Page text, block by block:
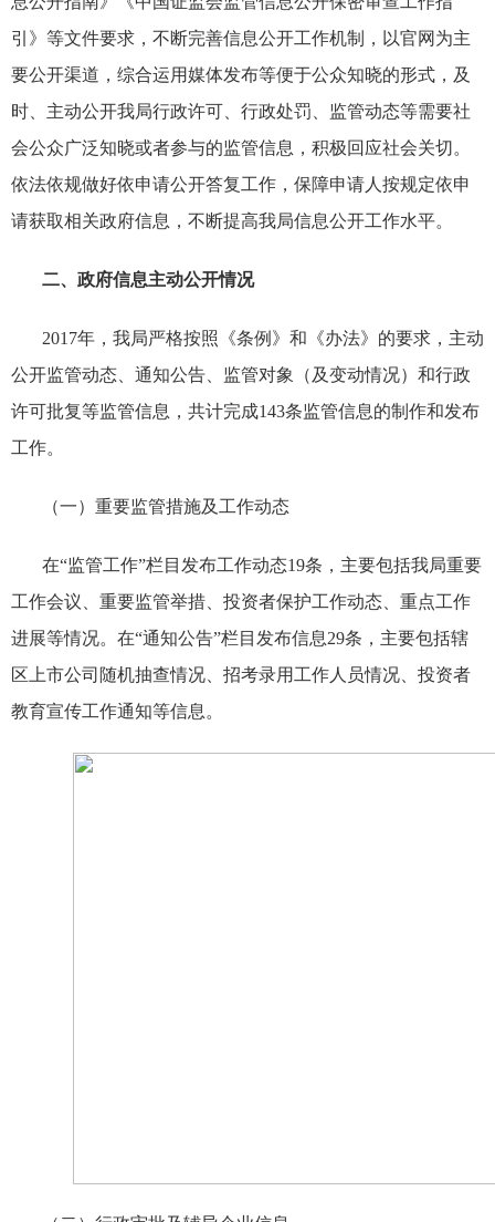
引》等文件要求，不断完善信息公开工作机制，以官网为主
要公开渠道，综合运用媒体发布等便于公众知晓的形式，及
时、主动公开我局行政许可、行政处罚、监管动态等需要社
会公众广泛知晓或者参与的监管信息，积极回应社会关切。
依法依规做好依申请公开答复工作，保障申请人按规定依申
请获取相关政府信息，不断提高我局信息公开工作水平。
二、政府信息主动公开情况
2017年，我局严格按照《条例》和《办法》的要求，主动
公开监管动态、通知公告、监管对象（及变动情况）和行政
许可批复等监管信息，共计完成143条监管信息的制作和发布
工作。
（一）重要监管措施及工作动态
在“监管工作”栏目发布工作动态19条，主要包括我局重要
工作会议、重要监管举措、投资者保护工作动态、重点工作
进展等情况。在“通知公告”栏目发布信息29条，主要包括辖
区上市公司随机抽查情况、招考录用工作人员情况、投资者
教育宣传工作通知等信息。